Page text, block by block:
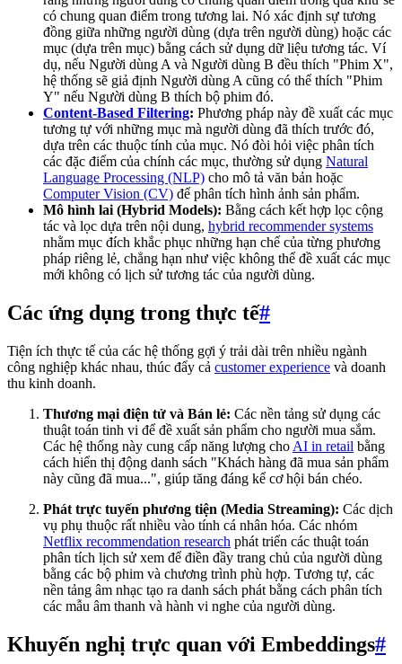
có chung quan điểm trong tương lai. Nó xác định sự tương
đồng giữa những người dùng (dựa trên người dùng) hoặc các
mục (dựa trên mục) bằng cách sử dụng dữ liệu tương tác. Ví
dụ, nếu Người dùng A và Người dùng B đều thích "Phim X",
hệ thống sẽ giả định Người dùng A cũng có thể thích "Phim
Y" nếu Người dùng B thích bộ phim đó.
Content-Based Filtering: Phương pháp này đề xuất các mục
tương tự với những mục mà người dùng đã thích trước đó,
dựa trên các thuộc tính của mục. Nó đòi hỏi việc phân tích
các đặc điểm của chính các mục, thường sử dụng Natural
Language Processing (NLP) cho mô tả văn bản hoặc
Computer Vision (CV) để phân tích hình ảnh sản phẩm.
Mô hình lai (Hybrid Models): Bằng cách kết hợp lọc cộng
tác và lọc dựa trên nội dung, hybrid recommender systems
nhằm mục đích khắc phục những hạn chế của từng phương
pháp riêng lẻ, chẳng hạn như việc không thể đề xuất các mục
mới không có lịch sử tương tác của người dùng.
Các ứng dụng trong thực tế#
Tiện ích thực tế của các hệ thống gợi ý trải dài trên nhiều ngành
công nghiệp khác nhau, thúc đẩy cả customer experience và doanh
thu kinh doanh.
Thương mại điện tử và Bán lẻ: Các nền tảng sử dụng các
thuật toán tinh vi để đề xuất sản phẩm cho người mua sắm.
Các hệ thống này cung cấp năng lượng cho AI in retail bằng
cách hiển thị động danh sách "Khách hàng đã mua sản phẩm
này cũng đã mua...", giúp tăng đáng kể cơ hội bán chéo.
Phát trực tuyến phương tiện (Media Streaming): Các dịch
vụ phụ thuộc rất nhiều vào tính cá nhân hóa. Các nhóm
Netflix recommendation research phát triển các thuật toán
phân tích lịch sử xem để điền đầy trang chủ của người dùng
bằng các bộ phim và chương trình phù hợp. Tương tự, các
nền tảng âm nhạc tạo ra danh sách phát bằng cách phân tích
các mẫu âm thanh và hành vi nghe của người dùng.
Khuyến nghị trực quan với Embeddings#